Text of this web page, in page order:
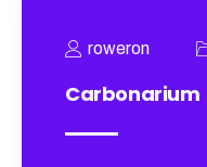
roweron
Carbonarium